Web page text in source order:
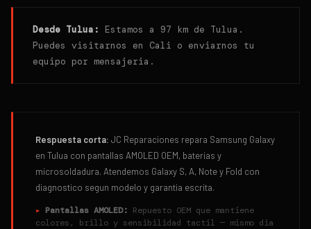
Desde Tulua :
Estamos a 97 km de Tulua.
Puedes visitarnos en Cali o enviarnos tu
equipo por mensajeria.
Respuesta corta: JC Reparaciones repara Samsung Galaxy
en Tulua con pantallas AMOLED OEM, baterias y
microsoldadura. Atendemos Galaxy S, A, Note y Fold con
diagnostico segun modelo y garantia escrita.
▸ Pantallas AMOLED: Repuesto OEM que mantiene
colores, brillo y sensibilidad tactil — mismo dia